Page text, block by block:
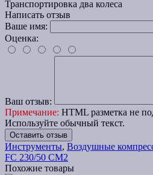
Транспортировка два колеса
Написать отзыв
Ваше имя:
Оценка:
Ваш отзыв:
Примечание: HTML разметка не
Используйте обычный текст.
Оставить отзыв
Инструменты, Воздушные
FC 230/50 CM2
Похожие товары